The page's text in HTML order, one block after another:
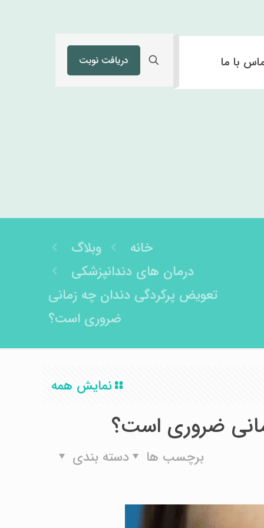
با ما دریافت نوبت
خانه
وبلاگ
درمان های دندانپزشکی
تعویض پرکردگی دندان چه زمانی
ضروری است؟
نمایش همه
ضروری است؟
دسته بندی برچسب ها